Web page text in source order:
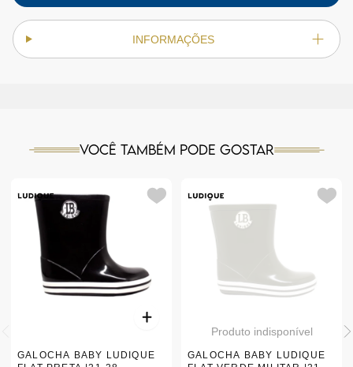
INFORMAÇÕES
Você também pode gostar
GALOCHA BABY LUDIQUE
Produto indisponível
GALOCHA BABY LUDIQUE